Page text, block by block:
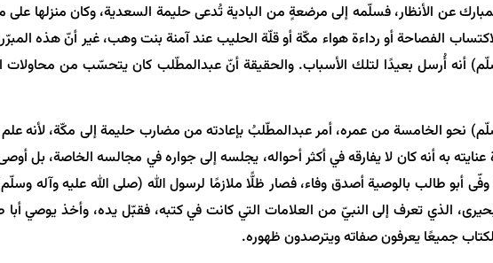
عن الأنظار، فسلّمه إلى مرضعةٍ من البادية تُدعى حليمة السعدية، وكان منزلها
الفصاحة أو رداءة هواء مكّة أو قلّة الحليب عند آمنة بنت وهب، غير أنّ هذه
أنه أُرسل بعيدًا لتلك الأسباب. والحقيقة أنّ عبدالمطّلب كان يتحسّب من محاولات
نحو الخامسة من عمره، أمر عبدالمطّلبُ بإعادته من مضارب حليمة إلى مكّة، لأنه علم
به أنه كان لا يفارقه في أكثر أحواله، يجلسه إلى جواره في مجالسه الخاصة، بل
وفّى أبو طالب بالوصية أصدق وفاء، فصار ظلًّا ملازمًا لرسول الله (صلى الله عليه وآله
الذي تعرف إلى النبيّ من العلامات التي كانت في كتبه، فقبّل يده، وأخذ يوصي
جميعًا يعرفون صفاته ويترصدون ظهوره.